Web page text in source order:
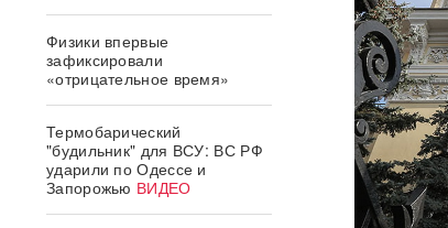
Физики впервые
зафиксировали
«отрицательное время»
Термобарический
"будильник" для ВСУ: ВС РФ
ударили по Одессе и
Запорожью ВИДЕО